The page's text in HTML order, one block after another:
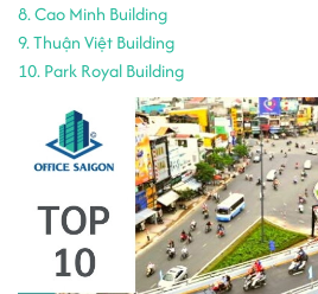
8. Cao Minh Building
9. Thuận Việt Building
10. Park Royal Building